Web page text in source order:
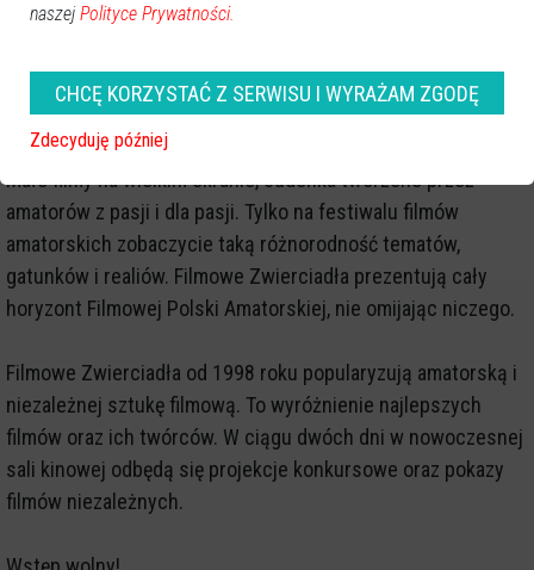
odbędzie się Festiwal Filmów Amatorskich Filmowe
w konkursie najlepsze amatorskie filmy, nakręcone przez
twórców z całej Polski.
Małe filmy na wielkim ekranie, cudeńka tworzone przez
amatorów z pasji i dla pasji. Tylko na festiwalu filmów
amatorskich zobaczycie taką różnorodność tematów,
gatunków i realiów. Filmowe Zwierciadła prezentują cały
horyzont Filmowej Polski Amatorskiej, nie omijając niczego.
Filmowe Zwierciadła od 1998 roku popularyzują amatorską i
niezależnej sztukę filmową. To wyróżnienie najlepszych
filmów oraz ich twórców. W ciągu dwóch dni w nowoczesnej
sali kinowej odbędą się projekcje konkursowe oraz pokazy
filmów niezależnych.
naszej Polityce Prywatności.
CHCĘ KORZYSTAĆ Z SERWISU I WYRAŻAM ZGODĘ
Zdecyduję później